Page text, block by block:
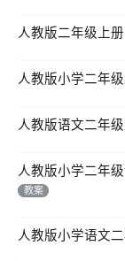
人教版二年级上
人教版小学二年
人教版语文二年
人教版小学二年
教案
人教版小学语文